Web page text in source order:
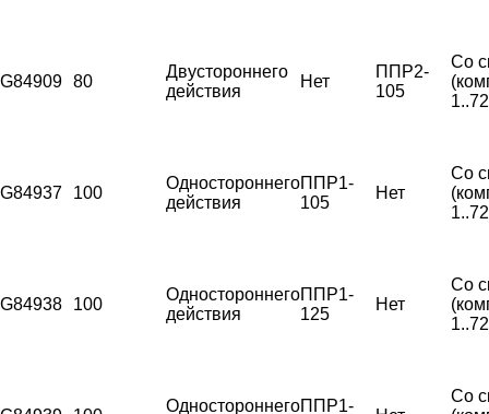
G84909 80
Двустороннего
действия
Нет
ППР2-
105
Со
G84937 100
Одностороннего
действия
ППР1-
105
Нет
Со
G84938 100
Одностороннего
действия
ППР1-
125
Нет
Со
ОдностороннегоППР1-
Со